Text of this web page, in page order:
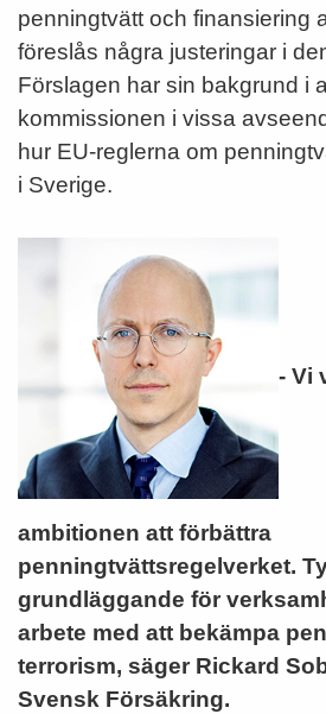
penningtvätt och finansiering
föreslås några justeringar i
Förslagen har sin bakgrund i
kommissionen i vissa
hur EU-reglerna om
i Sverige.
- Vi
ambitionen att förbättra
penningtvättsregelverket.
grundläggande för
arbete med att bekämpa
terrorism, säger Rickard
Svensk Försäkring.